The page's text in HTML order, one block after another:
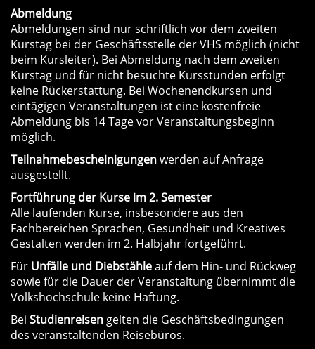
Abmeldung
Abmeldungen sind nur schriftlich vor dem zweiten
Kurstag bei der Geschäftsstelle der VHS möglich (nicht
beim Kursleiter). Bei Abmeldung nach dem zweiten
Kurstag und für nicht besuchte Kursstunden erfolgt
keine Rückerstattung. Bei Wochenendkursen und
eintägigen Veranstaltungen ist eine kostenfreie
Abmeldung bis 14 Tage vor Veranstaltungsbeginn
möglich.
Teilnahmebescheinigungenwerden auf Anfrage
ausgestellt.
Fortführung der Kurse im 2. Semester
Alle laufenden Kurse, insbesondere aus den
Fachbereichen Sprachen, Gesundheit und Kreatives
Gestalten werden im 2. Halbjahr fortgeführt.
Für Unfälle und Diebstähleauf dem Hin- und Rückweg
sowie für die Dauer der Veranstaltung übernimmt die
Volkshochschule keine Haftung.
Bei Studienreisen gelten die Geschäftsbedingungen
des veranstaltenden Reisebüros.